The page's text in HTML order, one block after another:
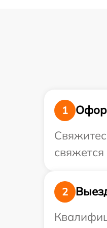
1
2